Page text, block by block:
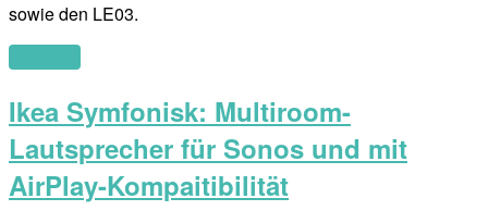
sowie den LE03.
Ikea Symfonisk: Multiroom-
Lautsprecher für Sonos und mit
AirPlay-Kompaitibilität